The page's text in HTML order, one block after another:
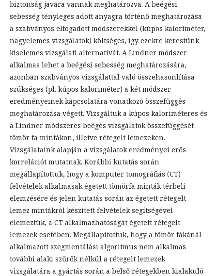
biztonság javára vannak meghatározva. A beégési
sebesség tényleges adott anyagra történő meghatározása
a szabványos elfogadott módszerekkel (kúpos kaloriméter,
nagyelemes vizsgálatok) költséges, így ezekre kerestünk
kiselemes vizsgálati alternatívát. A Lindner módszer
alkalmas lehet a beégési sebesség meghatározására,
azonban szabványos vizsgálattal való összehasonlítása
szükséges (pl. kúpos kaloriméter) a két módszer
eredményeinek kapcsolatára vonatkozó összefüggés
meghatározása végett. Vizsgáltuk a kúpos kaloriméteres és
a Lindner módszeres beégés vizsgálatok összefüggését
tömör fa mintákon, illetve rétegelt lemezeken.
Vizsgálataink alapján a vizsgálatok eredményei erős
korrelációt mutatnak. Korábbi kutatás során
megállapítottuk, hogy a komputer tomográfiás (CT)
felvételek alkalmasak égetett tömörfa minták térbeli
elemzésére és jelen kutatás során az égetett rétegelt
lemez mintákról készített felvételek segítségével
elemeztük, a CT alkalmazhatóságát égetett rétegelt
lemezek esetében. Megállapítottuk, hogy a tömör fákánál
alkalmazott szegmentálási algoritmus nem alkalmas
további alaki szűrők nélkül a rétegelt lemezek
vizsgálatára a gyártás során a belső rétegekben kialakuló